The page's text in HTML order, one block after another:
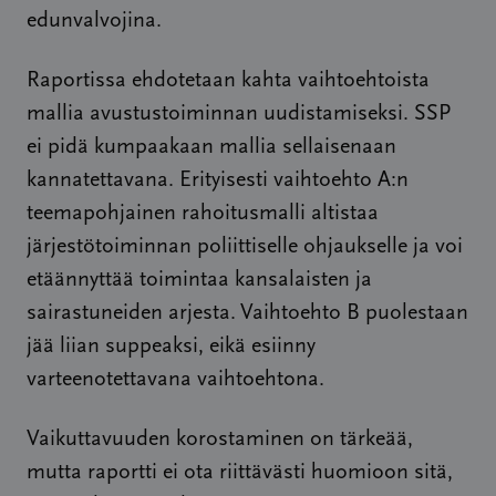
edunvalvojina.
Raportissa ehdotetaan kahta vaihtoehtoista
mallia avustustoiminnan uudistamiseksi. SSP
ei pidä kumpaakaan mallia sellaisenaan
kannatettavana. Erityisesti vaihtoehto A:n
teemapohjainen rahoitusmalli altistaa
järjestötoiminnan poliittiselle ohjaukselle ja voi
etäännyttää toimintaa kansalaisten ja
sairastuneiden arjesta. Vaihtoehto B puolestaan
jää liian suppeaksi, eikä esiinny
varteenotettavana vaihtoehtona.
Vaikuttavuuden korostaminen on tärkeää,
mutta raportti ei ota riittävästi huomioon sitä,